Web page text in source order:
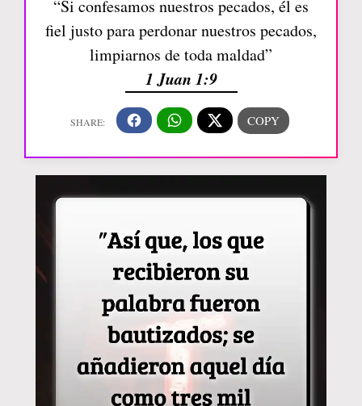
“Si confesamos nuestros pecados, él es
fiel justo para perdonar nuestros pecados,
limpiarnos de toda maldad”
1 Juan 1:9